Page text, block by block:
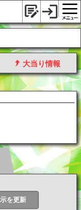
大当り情報
を更新